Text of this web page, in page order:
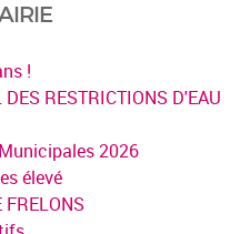
!
RESTRICTIONS D'EAU
2026
élevé
FRELONS